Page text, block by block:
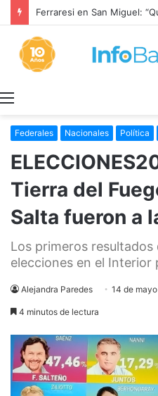
Federales Nacionales Política
Tierra del
Salta fueron a
Los primeros
elecciones en el
Alejandra Paredes 14 de
4 minutos de lectura